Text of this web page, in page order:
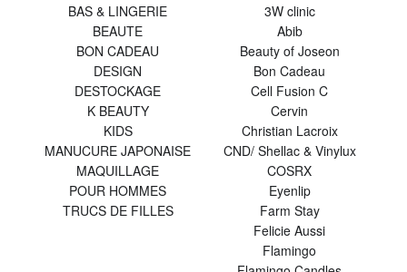
BAS & LINGERIE
BEAUTE
BON CADEAU
DESIGN
DESTOCKAGE
K BEAUTY
KIDS
MANUCURE JAPONAISE
MAQUILLAGE
POUR HOMMES
TRUCS DE FILLES
3W clinic
Abib
Beauty of Joseon
Bon Cadeau
Cell Fusion C
Cervin
Christian Lacroix
CND/ Shellac & Vinylux
COSRX
Eyenlip
Farm Stay
Felicie Aussi
Flamingo